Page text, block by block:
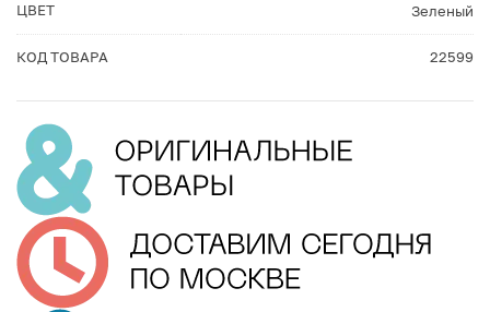
ЦВЕТ Зеленый
КОД ТОВАРА 22599